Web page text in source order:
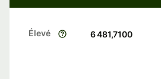
Élevé 6 481,7100